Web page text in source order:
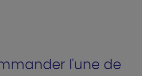
l'une de